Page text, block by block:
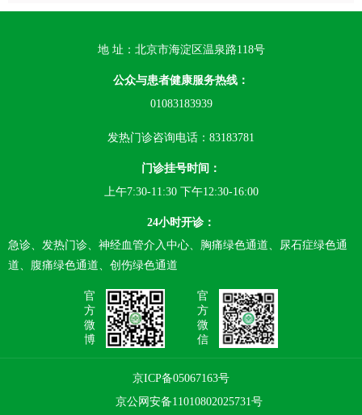
地 址：北京市海淀区温泉路118号
公众与患者健康服务热线：
01083183939
发热门诊咨询电话：83183781
门诊挂号时间：
上午7:30-11:30 下午12:30-16:00
24小时开诊：
急诊、发热门诊、神经血管介入中心、胸痛绿色通道、尿石症绿色通
道、腹痛绿色通道、创伤绿色通道
官
方
微
博
官
方
微
信
京ICP备05067163号
京公网安备11010802025731号